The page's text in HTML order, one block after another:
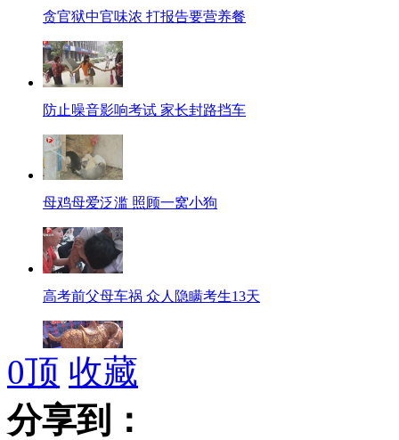
贪官狱中官味浓 打报告要营养餐
防止噪音影响考试 家长封路挡车
母鸡母爱泛滥 照顾一窝小狗
高考前父母车祸 众人隐瞒考生13天
民间艺人山核桃贴出天价工艺品
0顶 收藏
分享到：